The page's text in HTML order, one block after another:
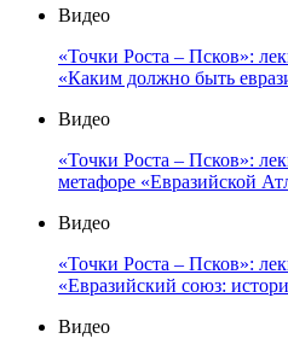
Видео
«Точки Роста – Псков»:
«Каким должно быть
Видео
«Точки Роста – Псков»:
метафоре «Евразийской
Видео
«Точки Роста – Псков»:
«Евразийский союз:
Видео